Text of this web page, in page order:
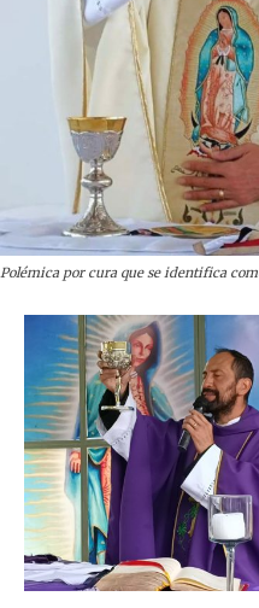
Polémica por cura que se identifica